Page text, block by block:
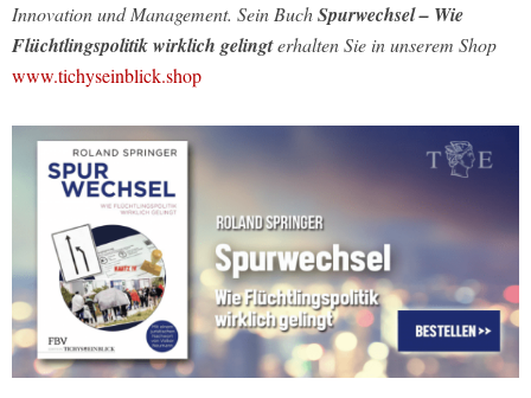
Innovation und Management. Sein BuchSpurwechsel – Wie
Flüchtlingspolitik wirklich gelingterhalten Sie in unserem Shop
www.tichyseinblick.shop